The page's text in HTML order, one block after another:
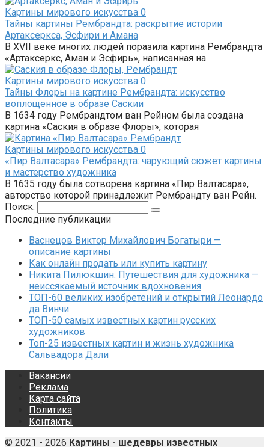
Картины мирового искусства 0
Тайны картины Рембрандта: раскрытие истории
Артаксеркса, Эсфири и Амана
В XVII веке многих людей поразила картина Рембрандта
«Артаксеркс, Аман и Эсфирь», написанная на
Картины мирового искусства 0
Тайны Флоры на картине Рембрандта: искусство
воплощенное в образе Саскии
В 1634 году Рембрандтом ван Рейном была создана
картина «Саския в образе Флоры», которая
Картины мирового искусства 0
«Пир Валтасара» Рембрандта: чарующий сюжет картины
и мастерство художника
В 1635 году была сотворена картина «Пир Валтасара»,
авторство которой принадлежит Рембрандту ван Рейн.
Поиск:
Последние публикации
Васнецов Виктор Михайлович Богатыри —
описание картины
Как онлайн продать или купить картину
Никита Пилюкшин: Путешествия для художника —
неиссякаемый источник вдохновения
ТОП-60 великих изобретений и открытий Леонардо
да Винчи
ТОП-50 самых известных картин русских
художников
Топ-25 известных картин и жизнь художника
Сальвадора Дали
Вакансии
Реклама
Карта сайта
Политика
Контакты
© 2021 - 2026 Картины - шедевры известных